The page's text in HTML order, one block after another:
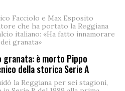
Facciolo e Max Esposito
che ha portato la Reggiana
italiano: «Ha fatto innamorare
granata»
granata: è morto Pippo
della storica Serie A
la Reggiana per sei stagioni,